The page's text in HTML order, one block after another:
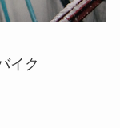
イク